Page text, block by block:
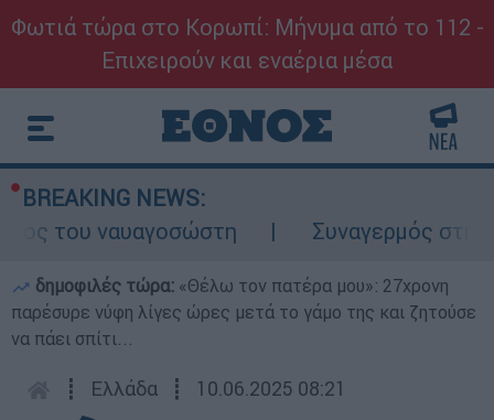
Φωτιά τώρα στο Κορωπί: Μήνυμα από το 112 -
Επιχειρούν και εναέρια μέσα
BREAKING NEWS:
του ναυαγοσώστη
Συναγερμός στην
δημοφιλές τώρα: «Θέλω τον πατέρα μου»: 27χρονη
παρέσυρε νύφη λίγες ώρες μετά το γάμο της και ζητούσε
να πάει σπίτι...
┋ Ελλάδα ┋ 10.06.2025 08:21